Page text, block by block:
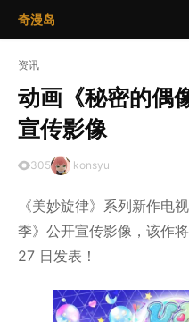
奇漫岛
资讯
动画《秘密的偶
宣传影像
305 konsyu
《美妙旋律》系列新作电
季》公开宣传影像，该作
27 日发表！